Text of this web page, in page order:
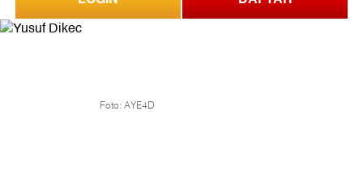
Foto: AYE4D